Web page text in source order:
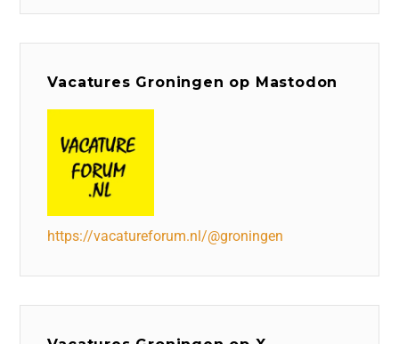
Vacatures Groningen op Mastodon
https://vacatureforum.nl/@groningen